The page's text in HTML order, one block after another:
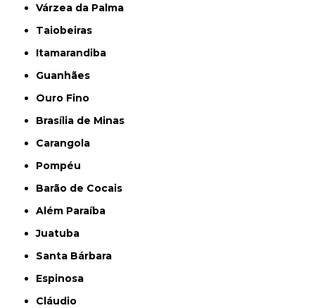
Várzea da Palma
Taiobeiras
Itamarandiba
Guanhães
Ouro Fino
Brasília de Minas
Carangola
Pompéu
Barão de Cocais
Além Paraíba
Juatuba
Santa Bárbara
Espinosa
Cláudio